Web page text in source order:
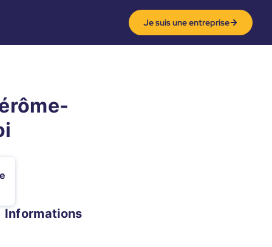
Je suis une entreprise
Informations